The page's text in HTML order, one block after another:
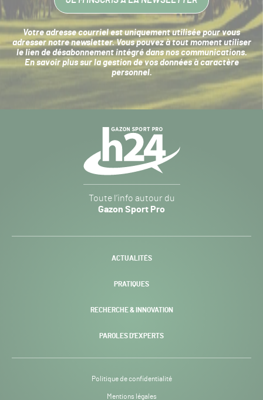
Votre adresse courriel est uniquement utilisée pour vous
adresser notre newsletter. Vous pouvez à tout moment utiliser
le lien de désabonnement intégré dans nos communications.
En savoir plus sur la gestion de vos données à caractère
personnel.
Sport
Pro
-
Toute l’info autour du
Gazon Sport Pro
ACTUALITÉS
PRATIQUES
RECHERCHE & INNOVATION
PAROLES D’EXPERTS
Politique de confidentialité
Mentions légales